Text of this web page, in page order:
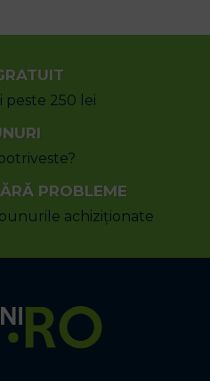
peste 250 lei
PROBLEME
achiziționate